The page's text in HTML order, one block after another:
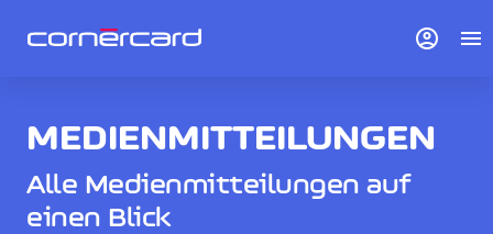
MEDIENMITTEILUNGEN
Alle Medienmitteilungen auf
einen Blick
account_circle menu